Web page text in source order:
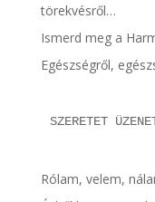
törekvésről…
Ismerd meg a
Egészségről,
SZERETET
Rólam, velem,